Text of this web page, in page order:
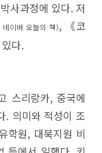
사과정에 있다. 저
이버 오늘의 책), 《코
다.
스리랑카, 중국에
. 의미와 적성이 조
학원, 대북지원 비